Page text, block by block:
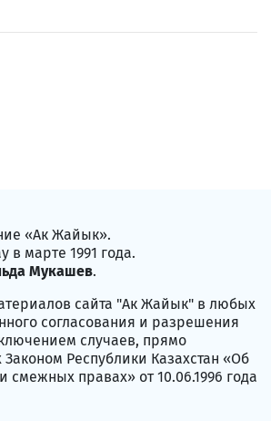
«Ак Жайык».
в марте 1991 года.
Мукашев.
сайта "Ак Жайык" в любых
согласования и разрешения
случаев, прямо
Республики Казахстан «Об
смежных правах» от 10.06.1996 года